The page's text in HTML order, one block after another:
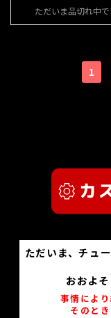
ただいま品切れ中で
1
ただいま、チュ
おおよそ
事情によ
そのと